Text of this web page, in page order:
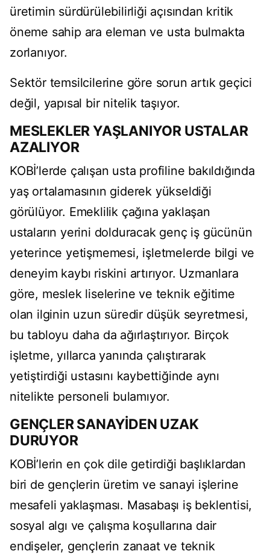
üretimin sürdürülebilirliği açısından kritik
öneme sahip ara eleman ve usta bulmakta
zorlanıyor.
Sektör temsilcilerine göre sorun artık geçici
değil, yapısal bir nitelik taşıyor.
MESLEKLER YAŞLANIYOR USTALAR
AZALIYOR
KOBİ’lerde çalışan usta profiline bakıldığında
yaş ortalamasının giderek yükseldiği
görülüyor. Emeklilik çağına yaklaşan
ustaların yerini dolduracak genç iş gücünün
yeterince yetişmemesi, işletmelerde bilgi ve
deneyim kaybı riskini artırıyor. Uzmanlara
göre, meslek liselerine ve teknik eğitime
olan ilginin uzun süredir düşük seyretmesi,
bu tabloyu daha da ağırlaştırıyor. Birçok
işletme, yıllarca yanında çalıştırarak
yetiştirdiği ustasını kaybettiğinde aynı
nitelikte personeli bulamıyor.
GENÇLER SANAYİDEN UZAK
DURUYOR
KOBİ’lerin en çok dile getirdiği başlıklardan
biri de gençlerin üretim ve sanayi işlerine
mesafeli yaklaşması. Masabaşı iş beklentisi,
sosyal algı ve çalışma koşullarına dair
endişeler, gençlerin zanaat ve teknik